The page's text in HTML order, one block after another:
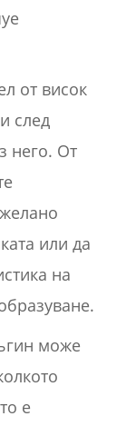
от висок
след
него. От
или да
на
може
е